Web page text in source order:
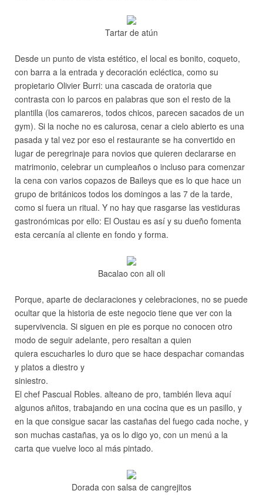
Tartar de atún
Desde un punto de vista estético, el local es bonito, coqueto,
con barra a la entrada y decoración ecléctica, como su
propietario Olivier Burri: una cascada de oratoria que
contrasta con lo parcos en palabras que son el resto de la
plantilla (los camareros, todos chicos, parecen sacados de un
gym). Si la noche no es calurosa, cenar a cielo abierto es una
pasada y tal vez por eso el restaurante se ha convertido en
lugar de peregrinaje para novios que quieren declararse en
matrimonio, celebrar un cumpleaños o incluso para comenzar
la cena con varios copazos de Baileys que es lo que hace un
grupo de británicos todos los domingos a las 7 de la tarde,
como si fuera un ritual. Y no hay que rasgarse las vestiduras
gastronómicas por ello: El Oustau es así y su dueño fomenta
esta cercanía al cliente en fondo y forma.
Bacalao con ali oli
Porque, aparte de declaraciones y celebraciones, no se puede
ocultar que la historia de este negocio tiene que ver con la
supervivencia. Si siguen en pie es porque no conocen otro
modo de seguir adelante, pero resaltan a quien
quiera escucharles lo duro que se hace despachar comandas
y platos a diestro y
siniestro.
El chef Pascual Robles. alteano de pro, también lleva aquí
algunos añitos, trabajando en una cocina que es un pasillo, y
en la que consigue sacar las castañas del fuego cada noche, y
son muchas castañas, ya os lo digo yo, con un menú a la
carta que vuelve loco al más pintado.
Dorada con salsa de cangrejitos